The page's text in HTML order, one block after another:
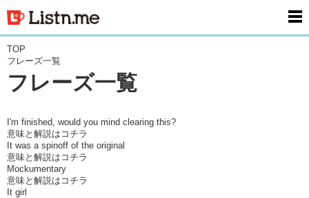
TOP
フレーズ一覧
フレーズ一覧
I'm finished, would you mind clearing this?
意味と解説はコチラ
It was a spinoff of the original
意味と解説はコチラ
Mockumentary
意味と解説はコチラ
It girl